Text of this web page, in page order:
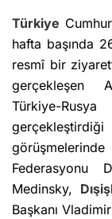
Türkiye
hafta başında
resmî bir
gerçekleşen
Türkiye-
Federasyonu
Medinsky,
Başkanı